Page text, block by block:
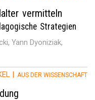
vermitteln
Strategien
Yann Dyoniziak,
| AUS DER WISSENSCHAFT